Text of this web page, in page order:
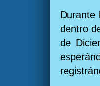
Durante
dentro
de